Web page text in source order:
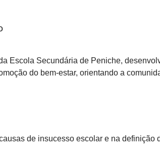
Escola Secundária de Peniche,
do bem-estar, orientando a
de insucesso escolar e na definição